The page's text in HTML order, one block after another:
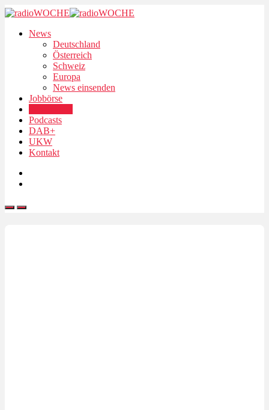
News
Deutschland
Österreich
Schweiz
Europa
News einsenden
Jobbörse
Podcasts
DAB+
UKW
Kontakt